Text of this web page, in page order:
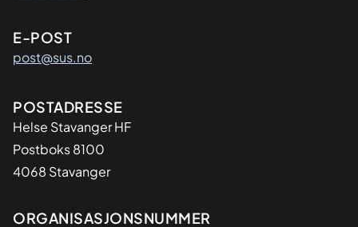
E-POST
post@sus.no
Adresse
POSTADRESSE
Helse Stavanger HF
Postboks 8100
4068 Stavanger
Organisasjon
ORGANISASJONSNUMMER